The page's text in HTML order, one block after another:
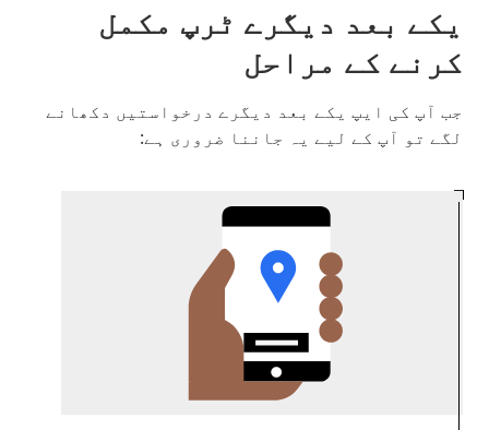
یکے بعد دیگرے ٹرپ مکمل
کرنے کے مراحل
جب آپ کی ایپ یکے بعد دیگرے درخواستیں دکھانے
لگے تو آپ کے لیے یہ جاننا ضروری ہے: